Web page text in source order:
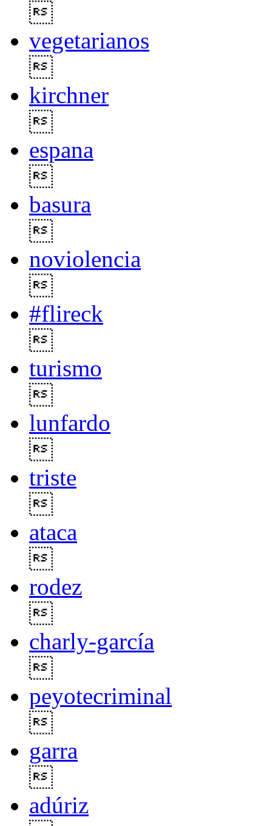
vegetarianos
kirchner
espana
basura
noviolencia
#flireck
turismo
lunfardo
triste
ataca
rodez
charly-garcía
peyotecriminal
garra
adúriz